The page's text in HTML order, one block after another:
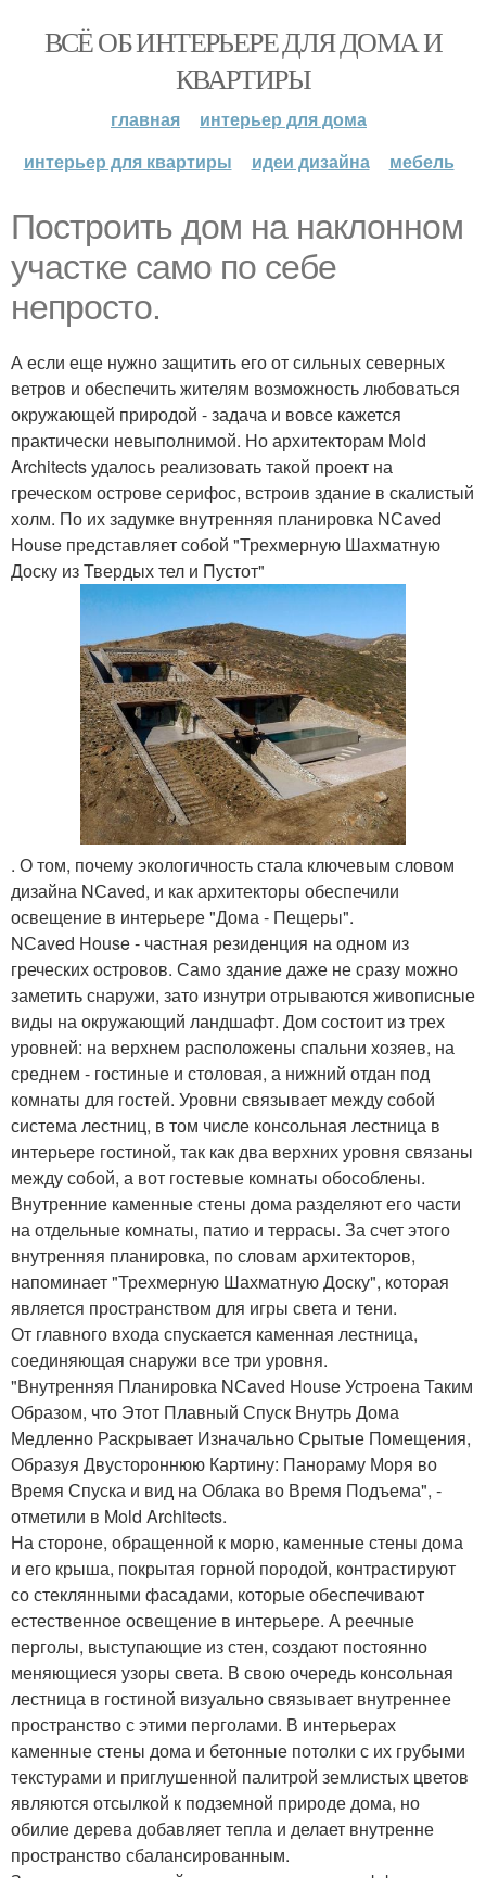
ВСЁ ОБ ИНТЕРЬЕРЕ ДЛЯ ДОМА И
КВАРТИРЫ
главная
интерьер для дома
интерьер для квартиры
идеи дизайна мебель
Построить дом на наклонном
участке само по себе
непросто.
А если еще нужно защитить его от сильных северных
ветров и обеспечить жителям возможность любоваться
окружающей природой - задача и вовсе кажется
практически невыполнимой. Но архитекторам Mold
Architects удалось реализовать такой проект на
греческом острове серифос, встроив здание в скалистый
холм. По их задумке внутренняя планировка NСaved
House представляет собой "Трехмерную Шахматную
Доску из Твердых тел и Пустот"
. О том, почему экологичность стала ключевым словом
дизайна NСaved, и как архитекторы обеспечили
освещение в интерьере "Дома - Пещеры".
NСaved House - частная резиденция на одном из
греческих островов. Само здание даже не сразу можно
заметить снаружи, зато изнутри отрываются живописные
виды на окружающий ландшафт. Дом состоит из трех
уровней: на верхнем расположены спальни хозяев, на
среднем - гостиные и столовая, а нижний отдан под
комнаты для гостей. Уровни связывает между собой
система лестниц, в том числе консольная лестница в
интерьере гостиной, так как два верхних уровня связаны
между собой, а вот гостевые комнаты обособлены.
Внутренние каменные стены дома разделяют его части
на отдельные комнаты, патио и террасы. За счет этого
внутренняя планировка, по словам архитекторов,
напоминает "Трехмерную Шахматную Доску", которая
является пространством для игры света и тени.
От главного входа спускается каменная лестница,
соединяющая снаружи все три уровня.
"Внутренняя Планировка NСaved House Устроена Таким
Образом, что Этот Плавный Спуск Внутрь Дома
Медленно Раскрывает Изначально Срытые Помещения,
Образуя Двустороннюю Картину: Панораму Моря во
Время Спуска и вид на Облака во Время Подъема", -
отметили в Mold Architects.
На стороне, обращенной к морю, каменные стены дома
и его крыша, покрытая горной породой, контрастируют
со стеклянными фасадами, которые обеспечивают
естественное освещение в интерьере. А реечные
перголы, выступающие из стен, создают постоянно
меняющиеся узоры света. В свою очередь консольная
лестница в гостиной визуально связывает внутреннее
пространство с этими перголами. В интерьерах
каменные стены дома и бетонные потолки с их грубыми
текстурами и приглушенной палитрой землистых цветов
являются отсылкой к подземной природе дома, но
обилие дерева добавляет тепла и делает внутренне
пространство сбалансированным.